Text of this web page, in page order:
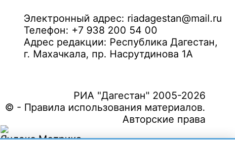
Электронный адрес: riadagestan@mail.ru
Телефон: +7 938 200 54 00
Адрес редакции: Республика Дагестан,
г. Махачкала, пр. Насрутдинова 1А
РИА "Дагестан" 2005-2026
© - Правила использования материалов.
Авторские права